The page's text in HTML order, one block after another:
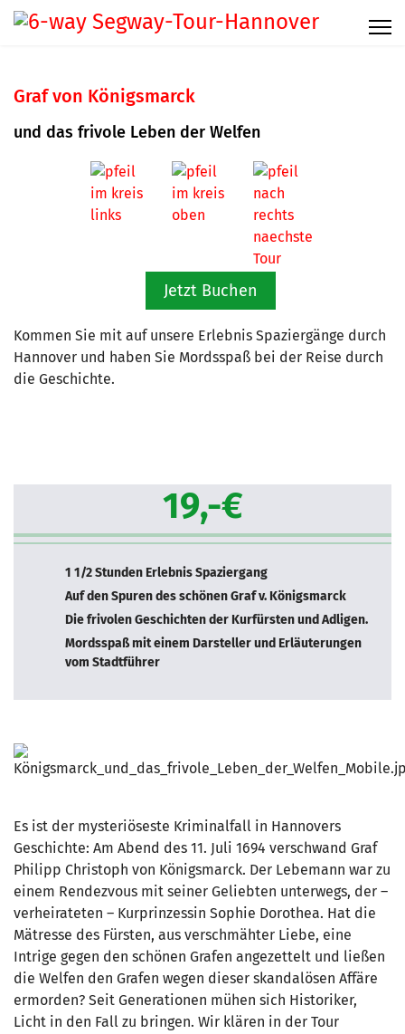
Graf von Königsmarck
und das frivole Leben der Welfen
Jetzt Buchen
Kommen Sie mit auf unsere Erlebnis Spaziergänge durch
Hannover und haben Sie Mordsspaß bei der Reise durch
die Geschichte.
19,-€
1 1/2 Stunden Erlebnis Spaziergang
Auf den Spuren des schönen Graf v. Königsmarck
Die frivolen Geschichten der Kurfürsten und Adligen.
Mordsspaß mit einem Darsteller und Erläuterungen
vom Stadtführer
Es ist der mysteriöseste Kriminalfall in Hannovers
Geschichte: Am Abend des 11. Juli 1694 verschwand Graf
Philipp Christoph von Königsmarck. Der Lebemann war zu
einem Rendezvous mit seiner Geliebten unterwegs, der –
verheirateten – Kurprinzessin Sophie Dorothea. Hat die
Mätresse des Fürsten, aus verschmähter Liebe, eine
Intrige gegen den schönen Grafen angezettelt und ließen
die Welfen den Grafen wegen dieser skandalösen Affäre
ermorden? Seit Generationen mühen sich Historiker,
Licht in den Fall zu bringen. Wir klären in der Tour